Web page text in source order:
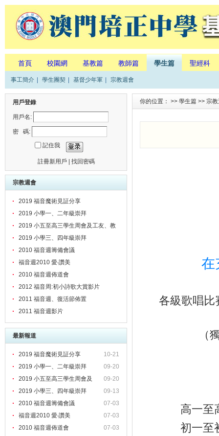
首頁 校園網 基教篇 教師篇 學生篇 聖經科
事工簡介 學生團契 基督少年軍 宗教週會
用戶登錄
用戶名:
密 碼:
記住我
註冊新用戶 找回密碼
宗教週會
2019 福音魔術見証分享
2019 小學一、二年級崇拜
2019 小五至高三學生周會及工友、教
職員靈修會
2019 小學三、四年級崇拜
2010 福音週籌備會議
福音週2010 愛‧讚美
2010 福音週佈道會
2012 福音周:初小詩歌大賞影片
2011 福音週、復活節佈置
2011 福音週影片
最新報道
10-21
2019 福音魔術見証分享
09-20
2019 小學一、二年級崇拜
09-20
2019 小五至高三學生周會及
09-13
2019 小學三、四年級崇拜
07-03
2010 福音週籌備會議
07-03
福音週2010 愛‧讚美
07-03
2010 福音週佈道會
你的位置： >> 學生篇 >> 宗
在
各級歌唱比
（
高一至
初一至